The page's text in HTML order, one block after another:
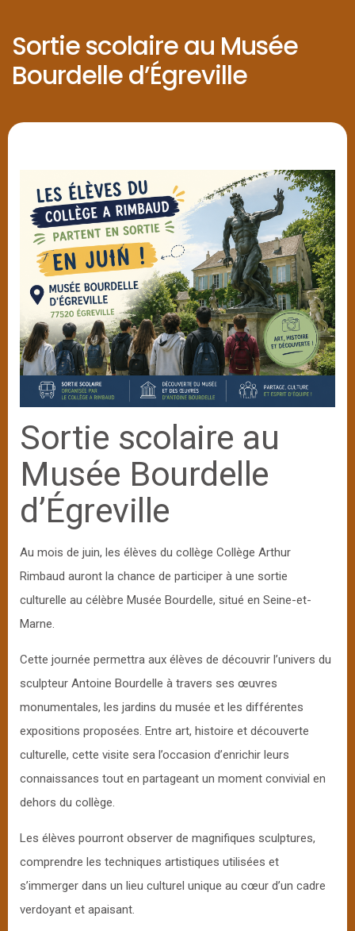
Sortie scolaire au Musée
Bourdelle d’Égreville
Sortie scolaire au
Musée Bourdelle
d’Égreville
Au mois de juin, les élèves du collège Collège Arthur
Rimbaud auront la chance de participer à une sortie
culturelle au célèbre Musée Bourdelle, situé en Seine-et-
Marne.
Cette journée permettra aux élèves de découvrir l’univers du
sculpteur Antoine Bourdelle à travers ses œuvres
monumentales, les jardins du musée et les différentes
expositions proposées. Entre art, histoire et découverte
culturelle, cette visite sera l’occasion d’enrichir leurs
connaissances tout en partageant un moment convivial en
dehors du collège.
Les élèves pourront observer de magnifiques sculptures,
comprendre les techniques artistiques utilisées et
s’immerger dans un lieu culturel unique au cœur d’un cadre
verdoyant et apaisant.